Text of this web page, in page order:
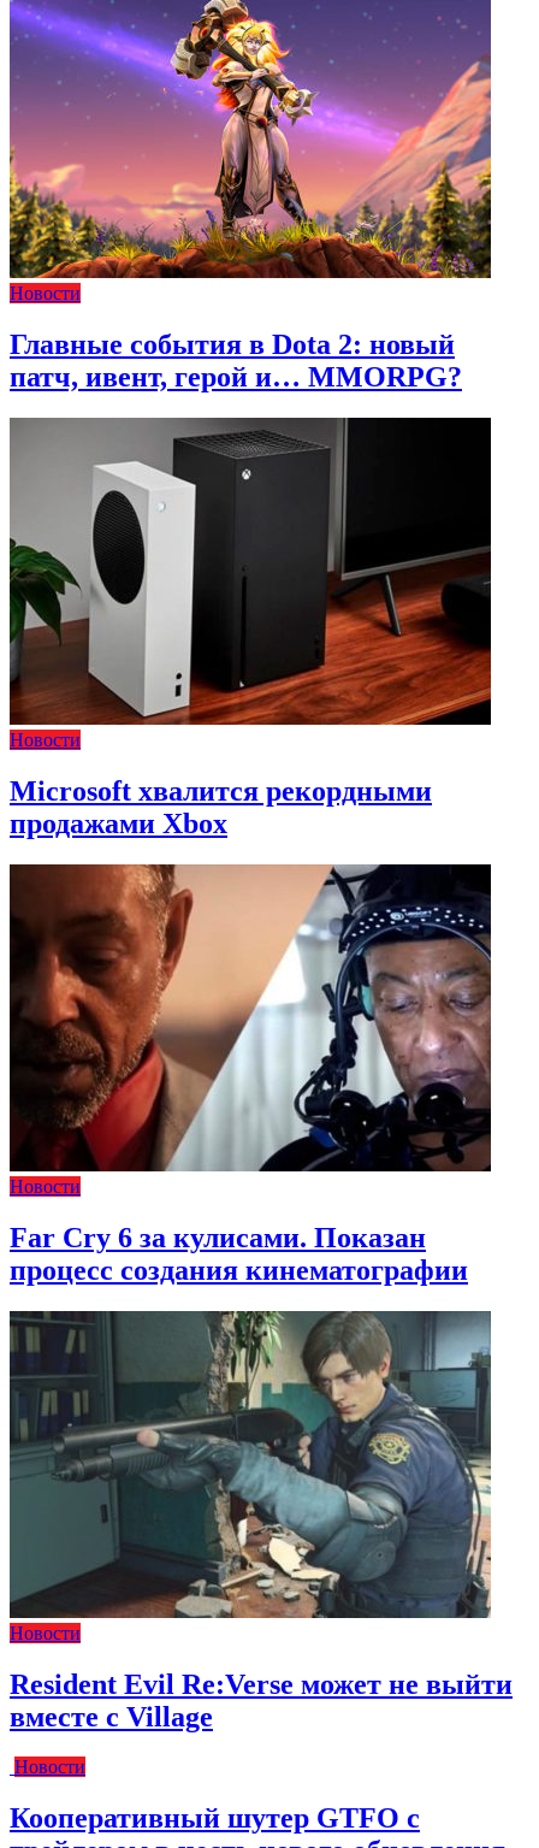
Новости
Главные события в Dota 2: новый
патч, ивент, герой и… MMORPG?
Новости
Microsoft хвалится рекордными
продажами Xbox
Новости
Far Cry 6 за кулисами. Показан
процесс создания кинематографии
Новости
Resident Evil Re:Verse может не выйти
вместе с Village
Новости
Кооперативный шутер GTFO с